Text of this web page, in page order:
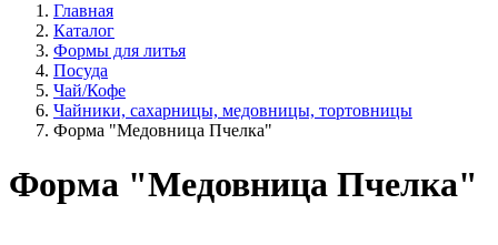
Главная
Каталог
Формы для литья
Посуда
Чай/Кофе
Чайники, сахарницы, медовницы, тортовницы
Форма "Медовница Пчелка"
Форма "Медовница Пчелка"